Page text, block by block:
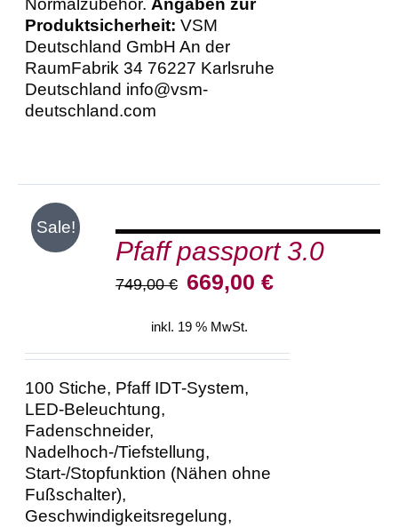
Normalzubehör.Angaben zur
Produktsicherheit: VSM
Deutschland GmbH An der
RaumFabrik 34 76227 Karlsruhe
Deutschland info@vsm-
deutschland.com
Sale!
IN
DEN
WARENKORBPfaff passport 3.0
749,00€ Ursprünglicher
war:
669,00€Aktueller
inkl. 19 % MwSt.
100 Stiche, Pfaff IDT-System,
LED-Beleuchtung,
Fadenschneider,
Nadelhoch-/Tiefstellung,
Start-/Stopfunktion (Nähen ohne
Fußschalter),
Geschwindigkeitsregelung,